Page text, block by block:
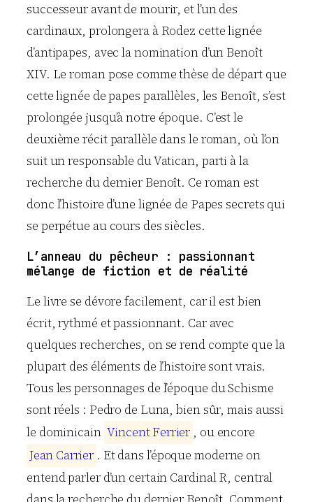
successeur avant de mourir, et l’un des
cardinaux, prolongera à Rodez cette lignée
d’antipapes, avec la nomination d’un Benoît
XIV. Le roman pose comme thèse de départ que
cette lignée de papes parallèles, les Benoît, s’est
prolongée jusqu’à notre époque. C’est le
deuxième récit parallèle dans le roman, où l’on
suit un responsable du Vatican, parti à la
recherche du dernier Benoît. Ce roman est
donc l’histoire d’une lignée de Papes secrets qui
se perpétue au cours des siècles.
L’anneau du pêcheur : passionnant
mélange de fiction et de réalité
Le livre se dévore facilement, car il est bien
écrit, rythmé et passionnant. Car avec
quelques recherches, on se rend compte que la
plupart des éléments de l’histoire sont vrais.
Tous les personnages de l’époque du Schisme
sont réels : Pedro de Luna, bien sûr, mais aussi
le dominicain VincentFerrier , ou encore
Jean Carrier . Et dans l’époque moderne on
entend parler d’un certain Cardinal R, central